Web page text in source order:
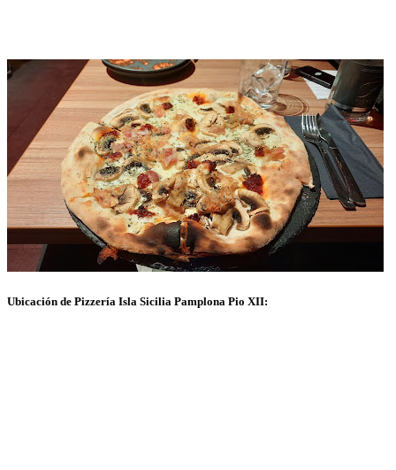
Ubicación de Pizzería Isla Sicilia Pamplona Pio XII: